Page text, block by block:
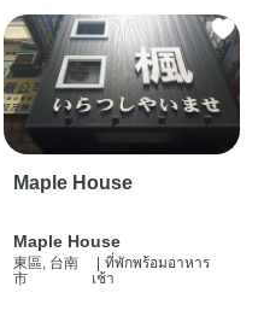
Maple House
Maple House
東區, 台南
市
| ที่พักพร้อมอาหาร
เช้า